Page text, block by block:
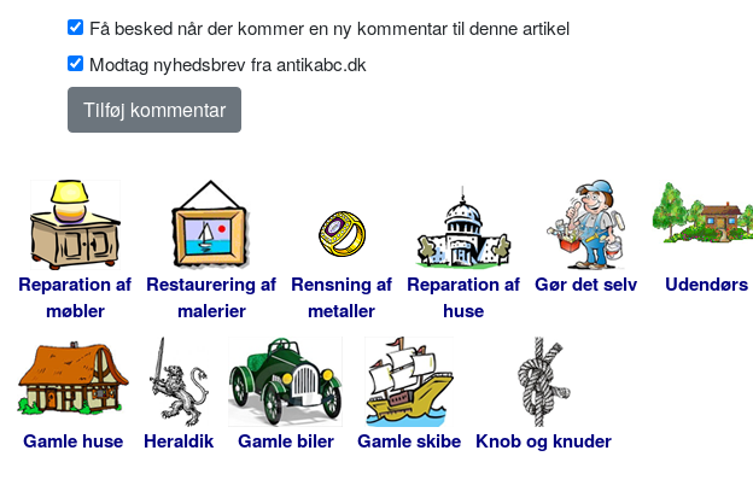
Få besked når der kommer en ny kommentar til denne artikel
Modtag nyhedsbrev fra antikabc.dk
Reparation af
møbler
Restaurering af
malerier
Rensning af
metaller
Reparation af
huse
Gør det selv Udendørs
Gamle huse Heraldik Gamle biler Gamle skibe Knob og knuder